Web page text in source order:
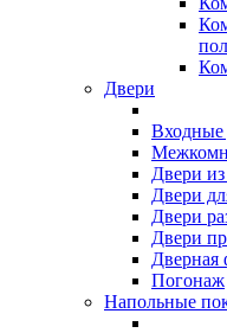
Двери
Входные
Двери
Двери
Двери
Двери
Дверная
Погонаж
Напольные